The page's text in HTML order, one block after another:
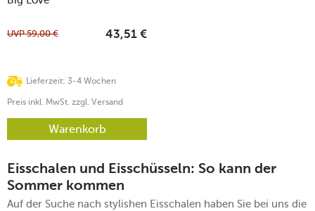
Lieferzeit: 3-4 Wochen
UVP59,00 € 43,51 €
Preis inkl. MwSt. zzgl. Versand
Warenkorb
Eisschalen und Eisschüsseln: So kann der
Sommer kommen
Auf der Suche nach stylishen Eisschalen haben Sie bei uns die